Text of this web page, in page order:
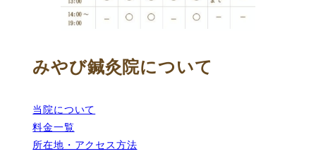
みやび鍼灸院について
当院について
料金一覧
所在地・アクセス方法